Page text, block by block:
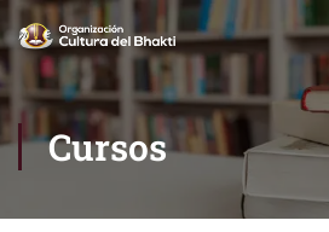
Cursos